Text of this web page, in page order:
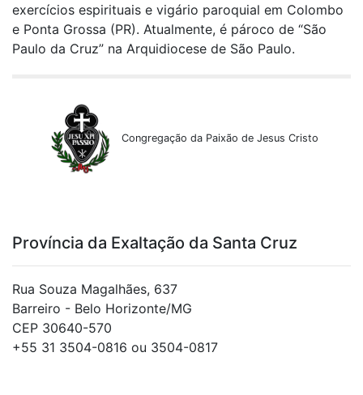
exercícios espirituais e vigário paroquial em Colombo
e Ponta Grossa (PR). Atualmente, é pároco de “São
Paulo da Cruz” na Arquidiocese de São Paulo.
Congregação da Paixão de Jesus Cristo
Província da Exaltação da Santa Cruz
Rua Souza Magalhães, 637
Barreiro - Belo Horizonte/MG
CEP 30640-570
+55 31 3504-0816 ou 3504-0817